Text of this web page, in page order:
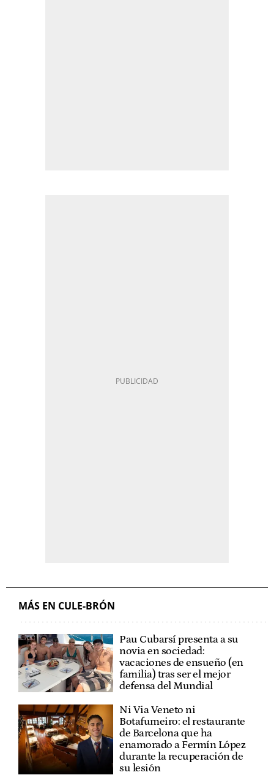
MÁS EN CULE-BRÓN
Pau Cubarsí presenta a su
novia en sociedad:
vacaciones de ensueño (en
familia) tras ser el mejor
defensa del Mundial
Ni Via Veneto ni
Botafumeiro: el restaurante
de Barcelona que ha
enamorado a Fermín López
durante la recuperación de
su lesión